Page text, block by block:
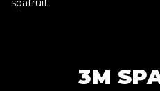
spatruit
3M